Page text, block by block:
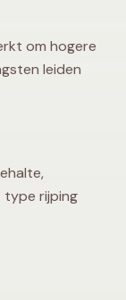
om hogere
leiden
type rijping